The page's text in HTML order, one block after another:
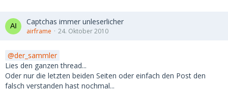
Captchas immer unleserlicher
airframe 24. Oktober 2010
der_sammler
Lies den ganzen thread...
Oder nur die letzten beiden Seiten oder einfach den Post den
falsch verstanden hast nochmal...